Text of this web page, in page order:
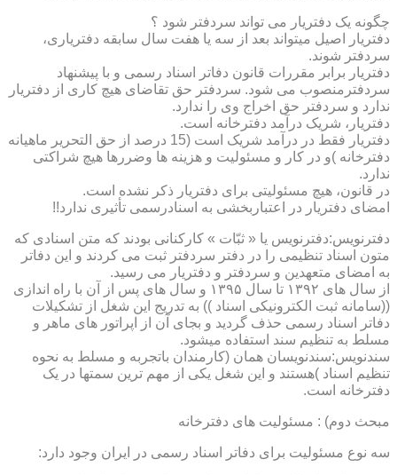
چگونه یک دفتریار می تواند سردفتر شود ؟
دفتریار اصیل میتواند بعد از سه یا هفت سال سابقه دفتریاری،
سردفتر شوند.
دفتریار برابر مقررات قانون دفاتر اسناد رسمی و با پیشنهاد
سردفترمنصوب می شود. سردفتر حق تقاضای هیچ کاری از دفتریار
ندارد و سردفتر حق اخراج وی را ندارد.
دفتریار، شریک درآمد دفترخانه است.
دفتریار فقط در درآمد شریک است (15 درصد از حق التحریر ماهیانه
دفترخانه )و در کار و مسئولیت و هزینه ها وضررها هیچ شراکتی
ندارد.
در قانون، هیچ مسئولیتی برای دفتریار ذکر نشده است.
امضای دفتریار در اعتباربخشی به اسنادرسمی تأثیری ندارد!!
دفترنویس:دفترنویس یا « ثبّات » کارکنانی بودند که متن اسنادی که
متون اسناد تنظیمی را در دفتر سردفتر ثبت می کردند و این دفاتر
به امضای متعهدین و سردفتر و دفتریار می رسید.
از سال های ۱۳۹۲ تا سال ۱۳۹۵ و سال های پس از آن با راه اندازی
((سامانه ثبت الکترونیکی اسناد )) به تدریج این شغل از تشکیلات
دفاتر اسناد رسمی حذف گردید و بجای آن از اپراتور های ماهر و
مسلط به تنظیم سند استفاده میشود.
سندنویس:سندنویسان همان (کارمندان باتجربه و مسلط به نحوه
تنظیم اسناد )هستند و این شغل یکی از مهم ترین سمتها در یک
دفترخانه است.
مبحث دوم) : مسئولیت های دفترخانه
سه نوع مسئولیت برای دفاتر اسناد رسمی در ایران وجود دارد: